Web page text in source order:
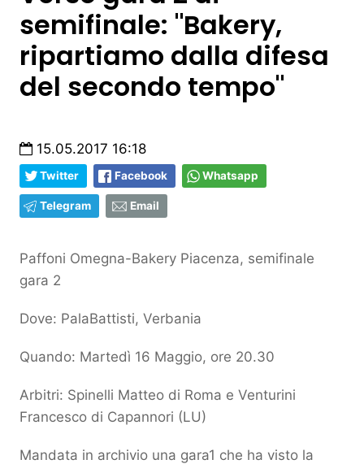
semifinale: "Bakery,
ripartiamo dalla difesa
del secondo tempo"
15.05.2017 16:18
Twitter Facebook Whatsapp
Telegram Email
Paffoni Omegna-Bakery Piacenza, semifinale
gara 2
Dove: PalaBattisti, Verbania
Quando: Martedì 16 Maggio, ore 20.30
Arbitri: Spinelli Matteo di Roma e Venturini
Francesco di Capannori (LU)
Mandata in archivio una gara1 che ha visto la